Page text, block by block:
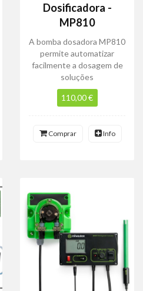
Dosificadora -
MP810
A bomba dosadora MP810
permite automatizar
facilmente a dosagem de
soluções
110,00 €
Comprar Info